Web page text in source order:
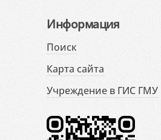
Информация
Поиск
Карта сайта
Учреждение в ГИС ГМУ